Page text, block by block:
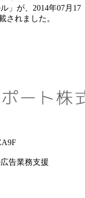
」が、2014年07月17
されました。
告業務支援